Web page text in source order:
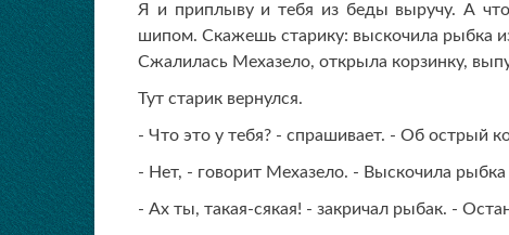
Я и приплыву и тебя из беды выручу. А
шипом. Скажешь старику: выскочила рыбка
Сжалилась Мехазело, открыла корзинку,
Тут старик вернулся.
- Что это у тебя? - спрашивает. - Об острый
- Нет, - говорит Мехазело. - Выскочила
- Ах ты, такая-сякая! - закричал рыбак. -